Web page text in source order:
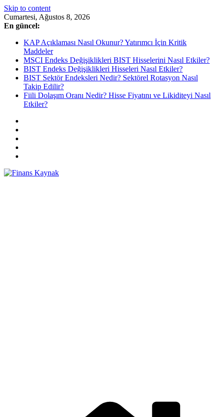
Skip to content
Cumartesi, Ağustos 8, 2026
En güncel:
KAP Açıklaması Nasıl Okunur? Yatırımcı İçin Kritik
Maddeler
MSCI Endeks Değişiklikleri BIST Hisselerini Nasıl Etkiler?
BIST Endeks Değişiklikleri Hisseleri Nasıl Etkiler?
BIST Sektör Endeksleri Nedir? Sektörel Rotasyon Nasıl
Takip Edilir?
Fiili Dolaşım Oranı Nedir? Hisse Fiyatını ve Likiditeyi Nasıl
Etkiler?